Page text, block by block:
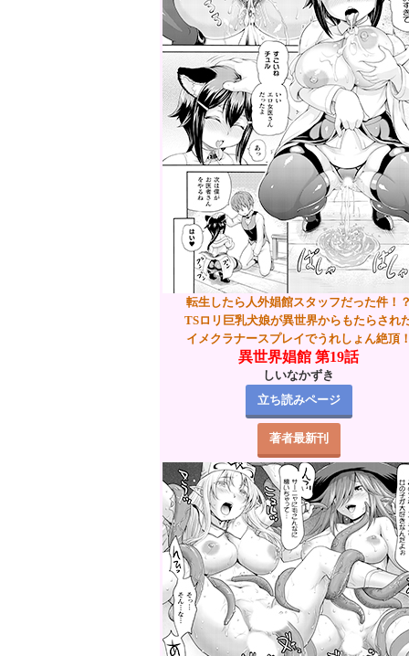
転生したら人外娼館スタッフだった件！
TSロリ巨乳犬娘が異世界からもたらされ
イメクラナースプレイでうれしょん絶頂
異世界娼館 第19話
しいなかずき
立ち読みページ
著者最新刊